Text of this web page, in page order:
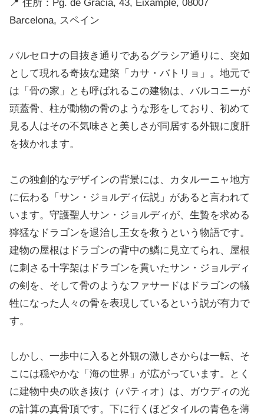
📍 住所：Pg. de Gràcia, 43, Eixample, 08007
Barcelona, スペイン
バルセロナの目抜き通りであるグラシア通りに、突如
として現れる奇抜な建築「カサ・バトリョ」。地元で
は「骨の家」とも呼ばれるこの建物は、バルコニーが
頭蓋骨、柱が動物の骨のような形をしており、初めて
見る人はその不気味さと美しさが同居する外観に度肝
を抜かれます。
この独創的なデザインの背景には、カタルーニャ地方
に伝わる「サン・ジョルディ伝説」があると言われて
います。守護聖人サン・ジョルディが、生贄を求める
獰猛なドラゴンを退治し王女を救うという物語です。
建物の屋根はドラゴンの背中の鱗に見立てられ、屋根
に刺さる十字架はドラゴンを貫いたサン・ジョルディ
の剣を、そして骨のようなファサードはドラゴンの犠
牲になった人々の骨を表現しているという説が有力で
す。
しかし、一歩中に入ると外観の激しさからは一転、そ
こには穏やかな「海の世界」が広がっています。とく
に建物中央の吹き抜け（パティオ）は、ガウディの光
の計算の真骨頂です。下に行くほどタイルの青色を薄